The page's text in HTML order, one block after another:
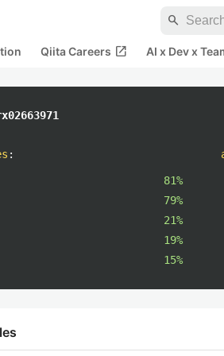
search
Qiita Careers open_in_new AI x Dev x
:
81%
79%
21%
19%
15%